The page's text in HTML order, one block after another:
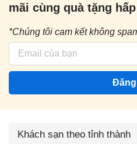
mãi cùng quà tặng
*Chúng tôi cam kết không
Khách sạn theo tỉnh thành